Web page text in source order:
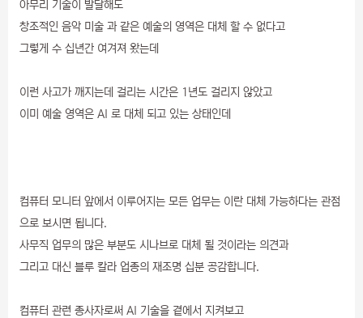
아무리 기술이 발달해도
창조적인 음악 미술 과 같은 예술의 영역은 대체 할 수 없다고
그렇게 수 십년간 여겨져 왔는데
이런 사고가 깨지는데 걸리는 시간은 1년도 걸리지 않았고
이미 예술 영역은 AI 로 대체 되고 있는 상태인데
컴퓨터 모니터 앞에서 이루어지는 모든 업무는 이란 대체 가능하다는 관점
으로 보시면 됩니다.
사무직 업무의 많은 부분도 시나브로 대체 될 것이라는 의견과
그리고 대신 블루 칼라 업종의 재조명 십분 공감합니다.
컴퓨터 관련 종사자로써 AI 기술을 곁에서 지켜보고